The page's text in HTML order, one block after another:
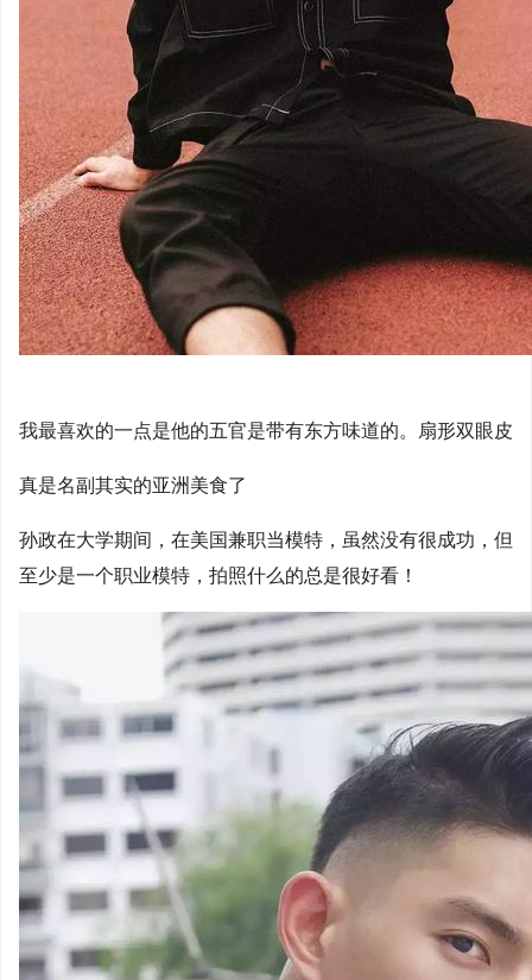
我最喜欢的一点是他的五官是带有东方味道的。扇形双眼皮
真是名副其实的亚洲美食了
孙政在大学期间，在美国兼职当模特，虽然没有很成功，但
至少是一个职业模特，拍照什么的总是很好看！